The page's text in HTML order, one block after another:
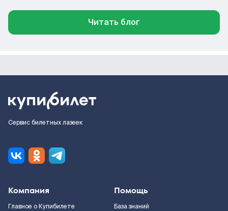
Читать блог
Сервис билетных лазеек
Компания
Главное о Купибилете
Помощь
База знаний